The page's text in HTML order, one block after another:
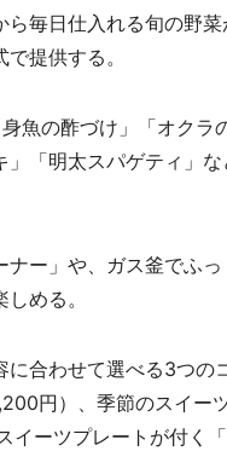
毎日仕入れる旬の野
提供する。
魚の酢づけ」「オクラ
「明太スパゲティ」
ー」や、ガス釜でふ
める。
合わせて選べる3つの
円）、季節のスイー
ーツプレートが付く